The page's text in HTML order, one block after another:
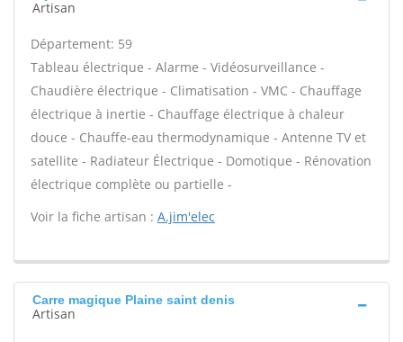
Artisan
Département: 59
Tableau électrique - Alarme - Vidéosurveillance -
Chaudière électrique - Climatisation - VMC - Chauffage
électrique à inertie - Chauffage électrique à chaleur
douce - Chauffe-eau thermodynamique - Antenne TV et
satellite - Radiateur Électrique - Domotique - Rénovation
électrique complète ou partielle -
Voir la fiche artisan : A.jim'elec
Carre magique Plaine saint denis
Artisan